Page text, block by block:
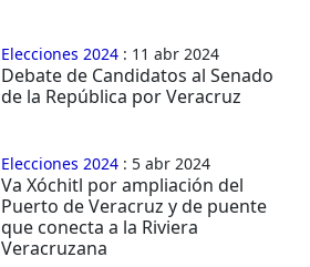
Elecciones 2024 : 11 abr 2024
Debate de Candidatos al Senado
de la República por Veracruz
Elecciones 2024 : 5 abr 2024
Va Xóchitl por ampliación del
Puerto de Veracruz y de puente
que conecta a la Riviera
Veracruzana